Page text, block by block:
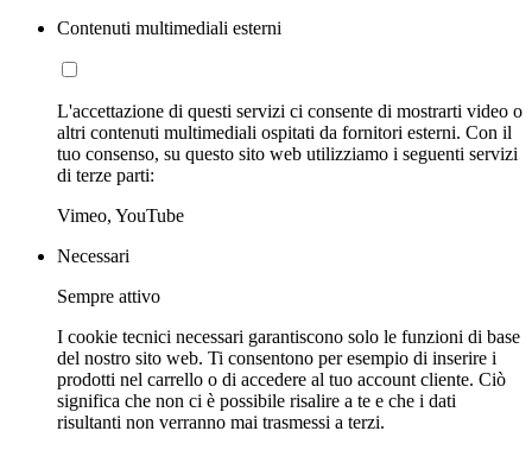
Contenuti multimediali esterni
L'accettazione di questi servizi ci consente di mostrarti video o
altri contenuti multimediali ospitati da fornitori esterni. Con il
tuo consenso, su questo sito web utilizziamo i seguenti servizi
di terze parti:
Vimeo, YouTube
Necessari
Sempre attivo
I cookie tecnici necessari garantiscono solo le funzioni di base
del nostro sito web. Ti consentono per esempio di inserire i
prodotti nel carrello o di accedere al tuo account cliente. Ciò
significa che non ci è possibile risalire a te e che i dati
risultanti non verranno mai trasmessi a terzi.